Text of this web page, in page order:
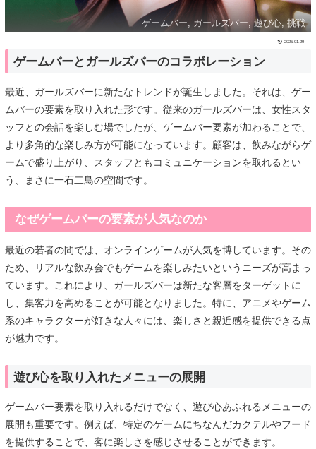
ゲームバー, ガールズバー, 遊び心, 挑戦
2025.01.29
ゲームバーとガールズバーのコラボレーション
最近、ガールズバーに新たなトレンドが誕生しました。それは、ゲー
ムバーの要素を取り入れた形です。従来のガールズバーは、女性スタ
ッフとの会話を楽しむ場でしたが、ゲームバー要素が加わることで、
より多角的な楽しみ方が可能になっています。顧客は、飲みながらゲ
ームで盛り上がり、スタッフともコミュニケーションを取れるとい
う、まさに一石二鳥の空間です。
なぜゲームバーの要素が人気なのか
最近の若者の間では、オンラインゲームが人気を博しています。その
ため、リアルな飲み会でもゲームを楽しみたいというニーズが高まっ
ています。これにより、ガールズバーは新たな客層をターゲットに
し、集客力を高めることが可能となりました。特に、アニメやゲーム
系のキャラクターが好きな人々には、楽しさと親近感を提供できる点
が魅力です。
遊び心を取り入れたメニューの展開
ゲームバー要素を取り入れるだけでなく、遊び心あふれるメニューの
展開も重要です。例えば、特定のゲームにちなんだカクテルやフード
を提供することで、客に楽しさを感じさせることができます。